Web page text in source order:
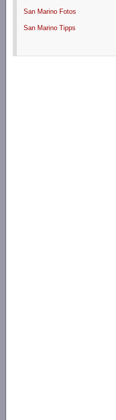
San Marino Fotos
San Marino Tipps